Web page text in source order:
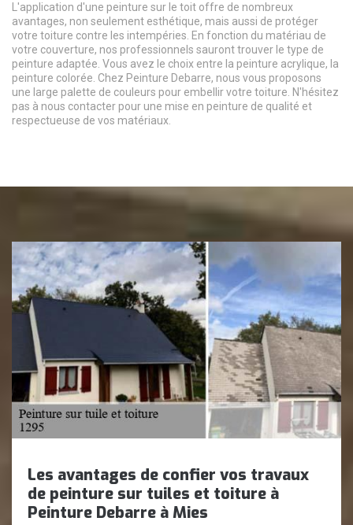
L'application d'une peinture sur le toit offre de nombreux
avantages, non seulement esthétique, mais aussi de protéger
votre toiture contre les intempéries. En fonction du matériau de
votre couverture, nos professionnels sauront trouver le type de
peinture adaptée. Vous avez le choix entre la peinture acrylique, la
peinture colorée. Chez Peinture Debarre, nous vous proposons
une large palette de couleurs pour embellir votre toiture. N'hésitez
pas à nous contacter pour une mise en peinture de qualité et
respectueuse de vos matériaux.
Les avantages de confier vos travaux
de peinture sur tuiles et toiture à
Peinture Debarre à Mies